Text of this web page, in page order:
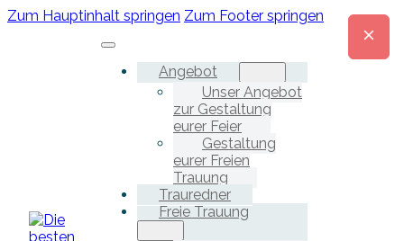
Zum Hauptinhalt springen Zum Footer springen
Angebot
Unser Angebot
zur Gestaltung
eurer Feier
Gestaltung
eurer Freien
Trauung
Trauredner
Freie Trauung